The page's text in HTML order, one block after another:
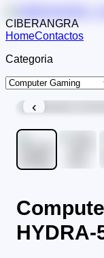
CIBERANGRA
HomeContactos
Categoria
‹
HYDRA-